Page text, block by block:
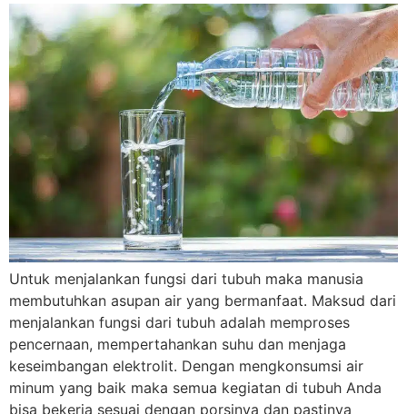
Untuk menjalankan fungsi dari tubuh maka manusia
membutuhkan asupan air yang bermanfaat. Maksud dari
menjalankan fungsi dari tubuh adalah memproses
pencernaan, mempertahankan suhu dan menjaga
keseimbangan elektrolit. Dengan mengkonsumsi air
minum yang baik maka semua kegiatan di tubuh Anda
bisa bekerja sesuai dengan porsinya dan pastinya